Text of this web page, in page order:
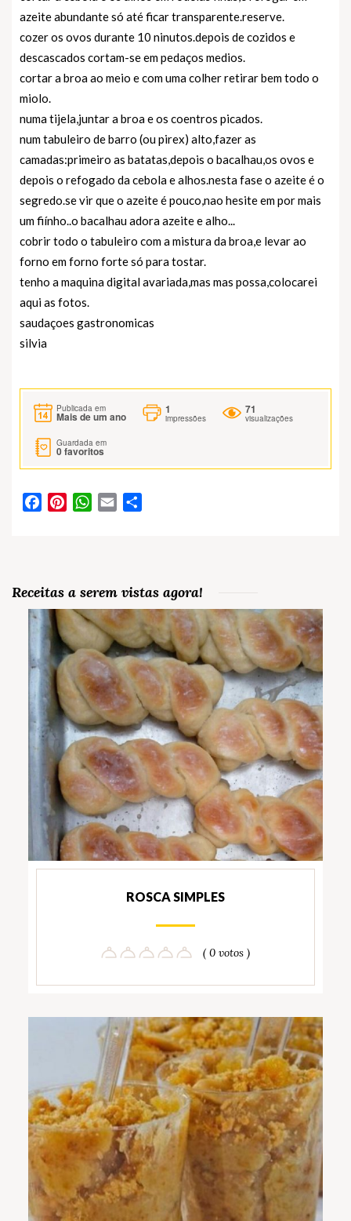
azeite abundante só até ficar transparente.reserve.
cozer os ovos durante 10 ninutos.depois de cozidos e
descascados cortam-se em pedaços medios.
cortar a broa ao meio e com uma colher retirar bem todo o
miolo.
numa tijela,juntar a broa e os coentros picados.
num tabuleiro de barro (ou pirex) alto,fazer as
camadas:primeiro as batatas,depois o bacalhau,os ovos e
depois o refogado da cebola e alhos.nesta fase o azeite é o
segredo.se vir que o azeite é pouco,nao hesite em por mais
um fiínho..o bacalhau adora azeite e alho...
cobrir todo o tabuleiro com a mistura da broa,e levar ao
forno em forno forte só para tostar.
tenho a maquina digital avariada,mas mas possa,colocarei
aqui as fotos.
saudaçoes gastronomicas
silvia
Publicada em
Mais de um ano
1
impressões
71
visualizações
Guardada em
0favoritos
FacebookPinterestWhatsApp
Email
Receitas a serem vistas agora!
ROSCA SIMPLES
( 0 votos )